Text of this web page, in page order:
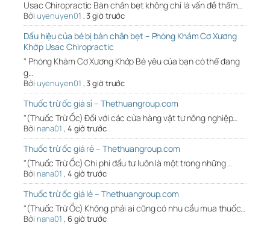
Usac Chiropractic Bàn chân bẹt không chỉ là vấn đề thẩm…
Bởi uyenuyen01 ,3 giờ trước
Dấu hiệu của bé bị bàn chân bẹt – Phòng Khám Cơ Xương
Khớp Usac Chiropractic
" Phòng Khám Cơ Xương Khớp Bé yêu của bạn có thể đang
g…
Bởi uyenuyen01 ,3 giờ trước
Thuốc trừ ốc giá sỉ – Thethuangroup.com
"(Thuốc Trừ Ốc) Đối với các cửa hàng vật tư nông nghiệp…
Bởi nana01 , 4 giờ trước
Thuốc trừ ốc giá rẻ – Thethuangroup.com
"(Thuốc Trừ Ốc) Chi phí đầu tư luôn là một trong những …
Bởi nana01 , 4 giờ trước
Thuốc trừ ốc giá lẻ – Thethuangroup.com
"(Thuốc Trừ Ốc) Không phải ai cũng có nhu cầu mua thuốc…
Bởi nana01 , 6 giờ trước